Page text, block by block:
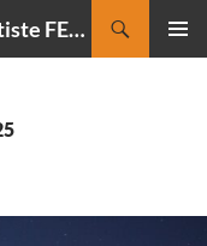
CIELMANIA : le blog de Jean-Baptiste FELDMANN, photographe du ciel